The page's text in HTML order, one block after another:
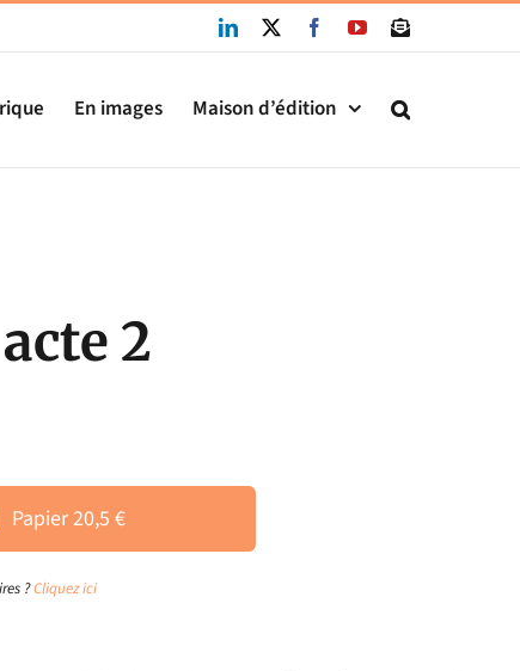
LinkedIn FacebookYouTubeNewsletter
En images Maison d’édition
2
Papier 20,5 €
?Cliquez ici